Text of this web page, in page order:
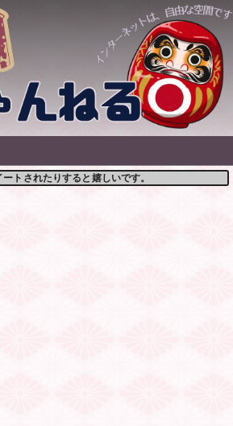
トされたりすると嬉しいです。